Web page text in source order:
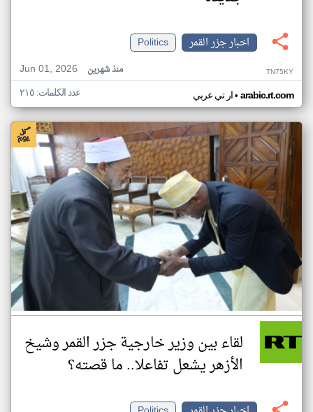
اخبار جزر القمر
Politics
Jun 01, 2026
منذ شهرين TN75KY
ار تي عربي• arabic.rt.com عدد الكلمات: ٢١٥
لقاء بين وزير خارجية جزر القمر وشيخ
الأزهر يشعل تفاعلا.. ما قصته؟